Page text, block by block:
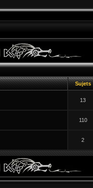
Sujets
13
110
2